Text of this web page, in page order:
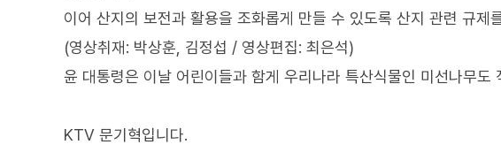
이어 산지의 보전과 활용을 조화롭게 만들 수 있도록 산지 관련 규제
(영상취재: 박상훈, 김정섭 / 영상편집: 최은석)
윤 대통령은 이날 어린이들과 함게 우리나라 특산식물인 미선나무도
KTV 문기혁입니다.